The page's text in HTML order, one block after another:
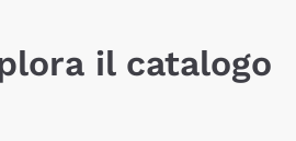
il catalogo